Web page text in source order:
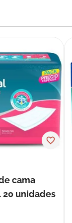
cama
unidades